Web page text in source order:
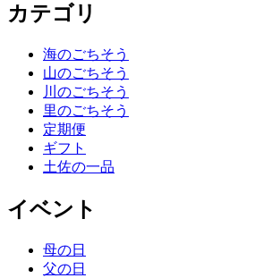
カテゴリ
海のごちそう
山のごちそう
川のごちそう
里のごちそう
定期便
ギフト
土佐の一品
イベント
母の日
父の日